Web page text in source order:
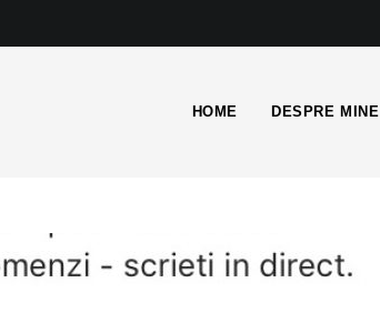
HOME DESPRE MINE